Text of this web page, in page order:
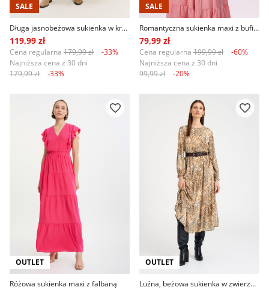
SALE
Długa jasnobeżowa sukienka w kratę
119,99 zł
Cena regularna 179,99 zł
-33%
Najniższa cena z 30 dni
179,99 zł
-33%
SALE
Romantyczna sukienka maxi z bufiastymi rękawami
79,99 zł
Cena regularna 199,99 zł
-60%
Najniższa cena z 30 dni
99,99 zł
-20%
OUTLET
Różowa sukienka maxi z falbaną
OUTLET
Luźna, beżowa sukienka w zwierzęcy print